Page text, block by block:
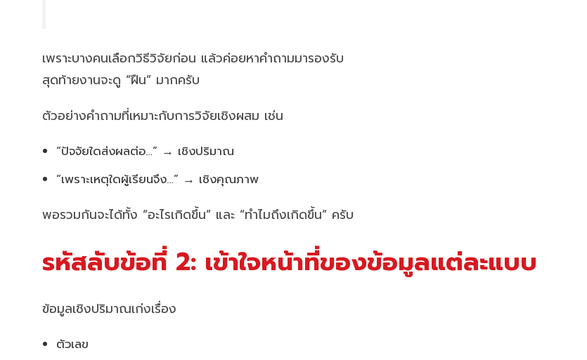
เพราะบางคนเลือกวิธีวิจัยก่อน แล้วค่อยหาคำถามมารองรับ
สุดท้ายงานจะดู “ฝืน” มากครับ
ตัวอย่างคำถามที่เหมาะกับการวิจัยเชิงผสม เช่น
“ปัจจัยใดส่งผลต่อ…” → เชิงปริมาณ
“เพราะเหตุใดผู้เรียนจึง…” → เชิงคุณภาพ
พอรวมกันจะได้ทั้ง “อะไรเกิดขึ้น” และ “ทำไมถึงเกิดขึ้น” ครับ
รหัสลับข้อที่ 2: เข้าใจหน้าที่ของข้อมูลแต่ละแบบ
ข้อมูลเชิงปริมาณเก่งเรื่อง
ตัวเลข